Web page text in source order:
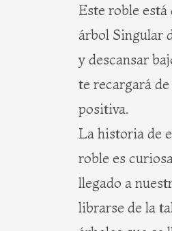
Este roble
árbol Singular
y descansar
te recargará
positiva.
La historia de
roble es
llegado a
librarse de la